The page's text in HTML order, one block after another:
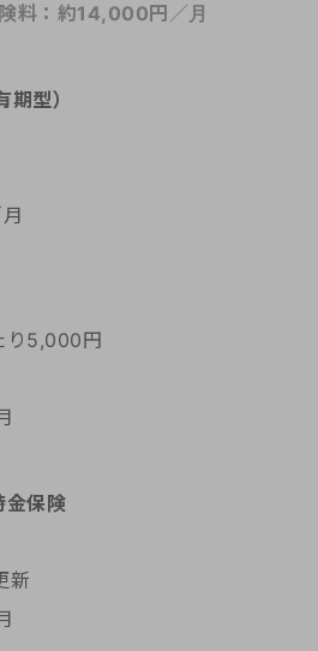
料：約14,000円／月
型）
り5,000円
保険
新